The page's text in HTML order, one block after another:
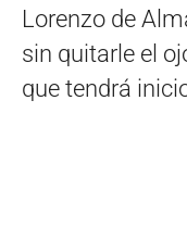
Lorenzo de
sin quitarle el
que tendrá